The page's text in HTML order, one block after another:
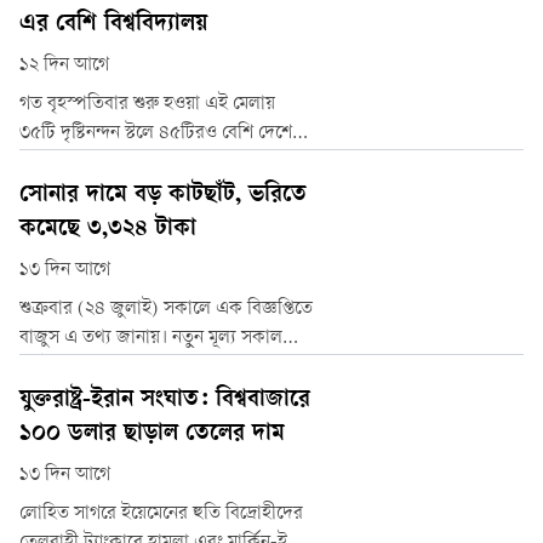
তখনও চলতি ২০২৬-২৭ অর্থবছরের জন্য
নির্ধারণ করেছে সরকার।
এর বেশি বিশ্ববিদ্যালয়
১২ দিন আগে
গত বৃহস্পতিবার শুরু হওয়া এই মেলায়
৩৫টি দৃষ্টিনন্দন স্টলে ৪৫টিরও বেশি দেশের
প্রতিনিধিরা অংশ নিয়েছেন। একই ছাদের
নিচে শিক্ষার্থীরা স্কলারশিপ, ভর্তি প্রক্রিয়া,
ক্যারিয়ার–সংক্রান্ত পরামর্শ পাচ্ছেন।
সোনার দামে বড় কাটছাঁট, ভরিতে
কমেছে ৩,৩২৪ টাকা
১৩ দিন আগে
শুক্রবার (২৪ জুলাই) সকালে এক বিজ্ঞপ্তিতে
বাজুস এ তথ্য জানায়। নতুন মূল্য সকাল
কার্যকর হয়েছে।
যুক্তরাষ্ট্র-ইরান সংঘাত: বিশ্ববাজারে
১০০ ডলার ছাড়াল তেলের দাম
১৩ দিন আগে
লোহিত সাগরে ইয়েমেনের হুতি বিদ্রোহীদের